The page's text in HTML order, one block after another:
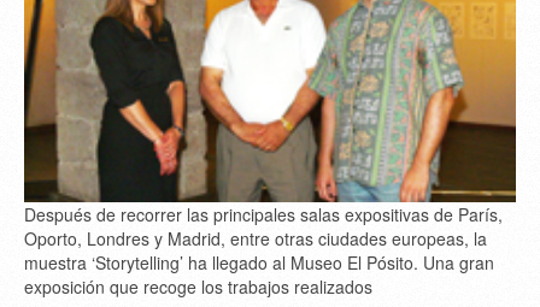
Después de recorrer las principales salas expositivas de París,
Oporto, Londres y Madrid, entre otras ciudades europeas, la
muestra ‘Storytelling’ ha llegado al Museo El Pósito. Una gran
exposición que recoge los trabajos realizados